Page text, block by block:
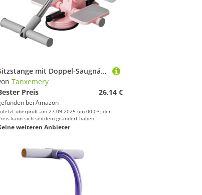
Sitzstange mit Doppel-Saugnäpfen für das komplette Körpertraining, tragbar, Sit Up Bar, Bauchmuskeltrainer, Sitzhilfe, für die Übung der Bauchmuskeln
Tanxemery
Preis
26,14 €
bei Amazon
überprüft am 27.09.2025 um 00:03; der
kann sich seitdem geändert haben.
weiteren Anbieter